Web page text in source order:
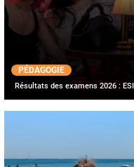
PÉDAGOGIE
Résultats des examens 2026 :